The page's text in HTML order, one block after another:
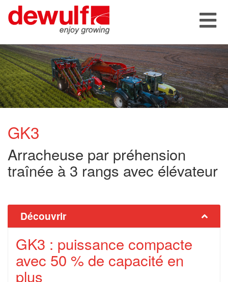
GK3
Arracheuse par préhension
traînée à 3 rangs avec élévateur
Découvrir
GK3 : puissance compacte
avec 50 % de capacité en
plus